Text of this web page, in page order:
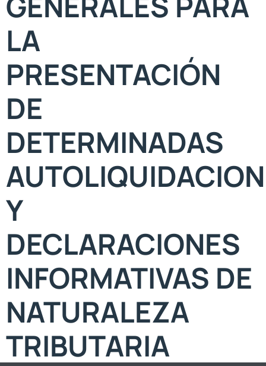
LA
PRESENTACIÓN
DE
DETERMINADAS
Y
DECLARACIONES
INFORMATIVAS DE
NATURALEZA
TRIBUTARIA